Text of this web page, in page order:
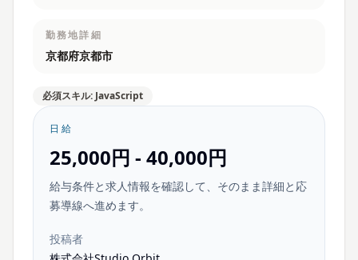
勤務地詳細
京都府京都市
必須スキル: JavaScript
日給
25,000円 - 40,000円
給与条件と求人情報を確認して、そのまま詳細と応
募導線へ進めます。
投稿者